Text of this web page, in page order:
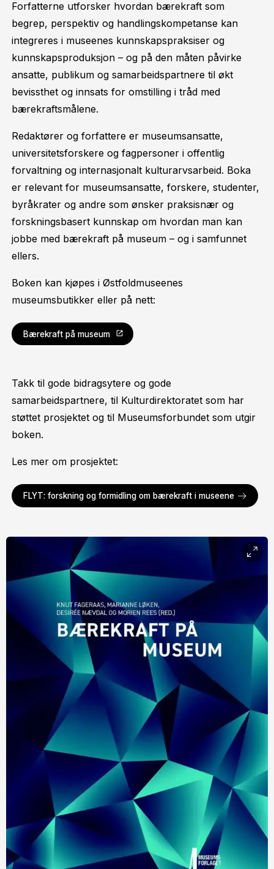
Forfatterne utforsker hvordan bærekraft som
begrep, perspektiv og handlingskompetanse kan
integreres i museenes kunnskapspraksiser og
kunnskapsproduksjon – og på den måten påvirke
ansatte, publikum og samarbeidspartnere til økt
bevissthet og innsats for omstilling i tråd med
bærekraftsmålene.
Redaktører og forfattere er museumsansatte,
universitetsforskere og fagpersoner i offentlig
forvaltning og internasjonalt kulturarvsarbeid. Boka
er relevant for museumsansatte, forskere, studenter,
byråkrater og andre som ønsker praksisnær og
forskningsbasert kunnskap om hvordan man kan
jobbe med bærekraft på museum – og i samfunnet
ellers.
Boken kan kjøpes i Østfoldmuseenes
museumsbutikker eller på nett:
Bærekraft på museum
Takk til gode bidragsytere og gode
samarbeidspartnere, til Kulturdirektoratet som har
støttet prosjektet og til Museumsforbundet som utgir
boken.
Les mer om prosjektet:
FLYT: forskning og formidling om bærekraft i museene